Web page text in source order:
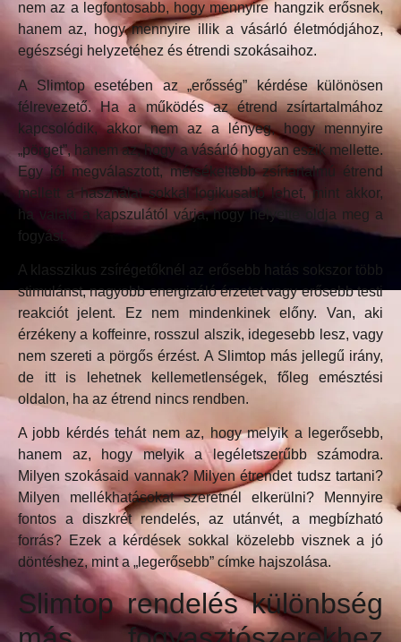
nem az a legfontosabb, hogy mennyire hangzik erősnek,
hanem az, hogy mennyire illik a vásárló életmódjához,
egészségi helyzetéhez és étrendi szokásaihoz.
A Slimtop esetében az „erősség” kérdése különösen
félrevezető. Ha a működés az étrend zsírtartalmához
kapcsolódik, akkor nem az a lényeg, hogy mennyire
„pörget”, hanem az, hogy a vásárló hogyan eszik mellette.
Egy jól megválasztott, mérsékeltebb zsírtartalmú étrend
mellett a használat sokkal logikusabb lehet, mint akkor,
ha valaki a kapszulától várja, hogy helyette oldja meg a
fogyást.
A klasszikus zsírégetőknél az erősebb hatás sokszor több
stimulánst, nagyobb energizáló érzetet vagy erősebb testi
reakciót jelent. Ez nem mindenkinek előny. Van, aki
érzékeny a koffeinre, rosszul alszik, idegesebb lesz, vagy
nem szereti a pörgős érzést. A Slimtop más jellegű irány,
de itt is lehetnek kellemetlenségek, főleg emésztési
oldalon, ha az étrend nincs rendben.
A jobb kérdés tehát nem az, hogy melyik a legerősebb,
hanem az, hogy melyik a legéletszerűbb számodra.
Milyen szokásaid vannak? Milyen étrendet tudsz tartani?
Milyen mellékhatásokat szeretnél elkerülni? Mennyire
fontos a diszkrét rendelés, az utánvét, a megbízható
forrás? Ezek a kérdések sokkal közelebb visznek a jó
döntéshez, mint a „legerősebb” címke hajszolása.
Slimtop rendelés különbség